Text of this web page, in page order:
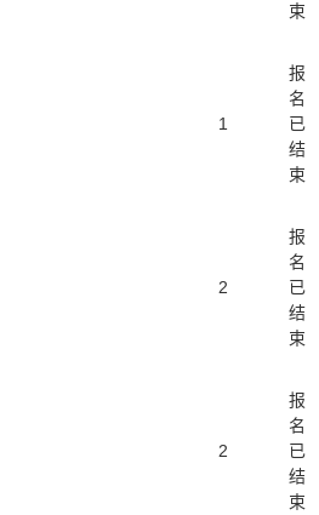
束
1
报
名
已
结
束
2
报
名
已
结
束
2
报
名
已
结
束